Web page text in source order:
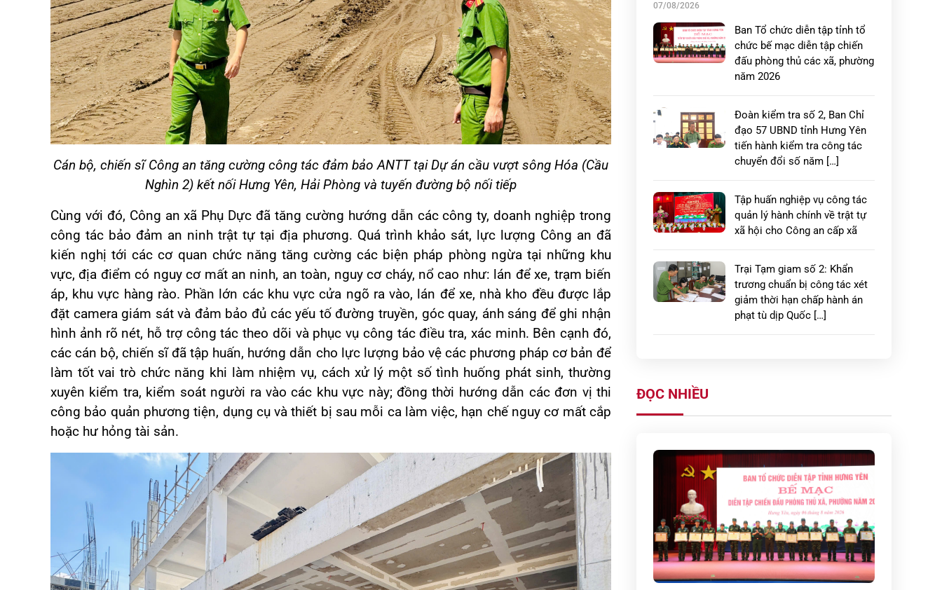
Cán bộ, chiến sĩ Công an tăng cường công tác đảm bảo ANTT tại Dự án cầu vượt sông Hóa (Cầu
Nghìn 2) kết nối Hưng Yên, Hải Phòng và tuyến đường bộ nối tiếp
Cùng với đó, Công an xã Phụ Dực đã tăng cường hướng dẫn các công ty, doanh nghiệp trong
công tác bảo đảm an ninh trật tự tại địa phương. Quá trình khảo sát, lực lượng Công an đã
kiến nghị tới các cơ quan chức năng tăng cường các biện pháp phòng ngừa tại những khu
vực, địa điểm có nguy cơ mất an ninh, an toàn, nguy cơ cháy, nổ cao như: lán để xe, trạm biến
áp, khu vực hàng rào. Phần lớn các khu vực cửa ngõ ra vào, lán để xe, nhà kho đều được lắp
đặt camera giám sát và đảm bảo đủ các yếu tố đường truyền, góc quay, ánh sáng để ghi nhận
hình ảnh rõ nét, hỗ trợ công tác theo dõi và phục vụ công tác điều tra, xác minh. Bên cạnh đó,
các cán bộ, chiến sĩ đã tập huấn, hướng dẫn cho lực lượng bảo vệ các phương pháp cơ bản để
làm tốt vai trò chức năng khi làm nhiệm vụ, cách xử lý một số tình huống phát sinh, thường
xuyên kiểm tra, kiểm soát người ra vào các khu vực này; đồng thời hướng dẫn các đơn vị thi
công bảo quản phương tiện, dụng cụ và thiết bị sau mỗi ca làm việc, hạn chế nguy cơ mất cắp
hoặc hư hỏng tài sản.
07/08/2026
Ban Tổ chức diễn tập tỉnh tổ
chức bế mạc diễn tập chiến
đấu phòng thủ các xã, phường
năm 2026
Đoàn kiểm tra số 2, Ban Chỉ
đạo 57 UBND tỉnh Hưng Yên
tiến hành kiểm tra công tác
chuyển đổi số năm […]
Tập huấn nghiệp vụ công tác
quản lý hành chính về trật tự
xã hội cho Công an cấp xã
Trại Tạm giam số 2: Khẩn
trương chuẩn bị công tác xét
giảm thời hạn chấp hành án
phạt tù dịp Quốc […]
HIẾN GIÚP ĐỠ, ĐƯA CHÁU BÉ
ĐI LẠC TRỞ VỀ TRONG VÒNG
TAY […]
Công an tỉnh Hưng Yên: Quyết
liệt triển khai cao điểm 45
ngày tổng rà soát thân nhân
của liệt sĩ […]
ĐỌC NHIỀU